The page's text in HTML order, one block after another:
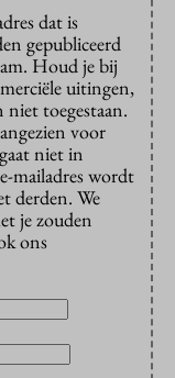
dat is
gepubliceerd
Houd je bij
uitingen,
niet toegestaan.
voor
niet in
mailadres wordt
derden. We
je zouden
ons